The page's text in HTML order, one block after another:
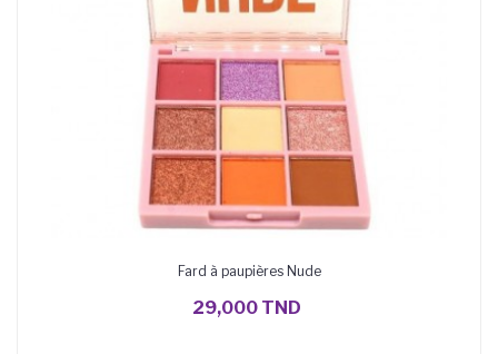
Fard à paupières Nude
29,000 TND